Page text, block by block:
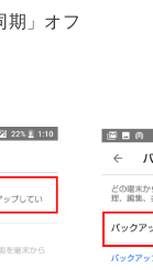
期」オフ